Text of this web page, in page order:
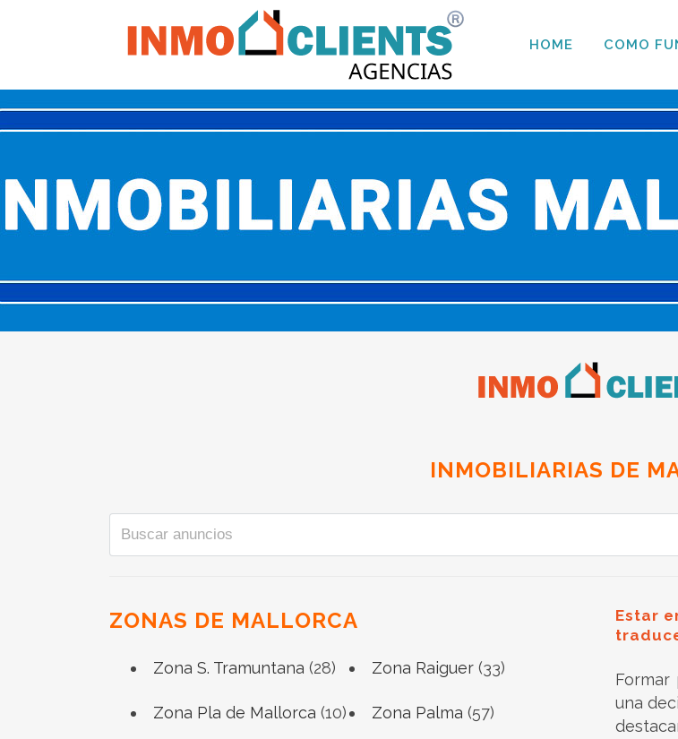
HOME COMO
INMOBILIARIAS DE
ZONAS DE MALLORCA
Zona S. Tramuntana (28) Zona Raiguer(33)
Zona Pla de Mallorca (10) Zona Palma (57)
Estar
una